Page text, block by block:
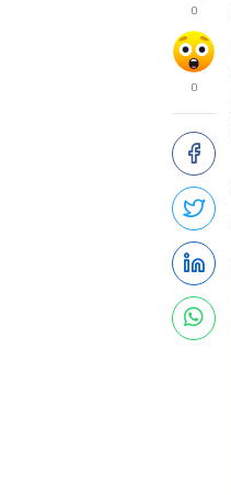
0
0